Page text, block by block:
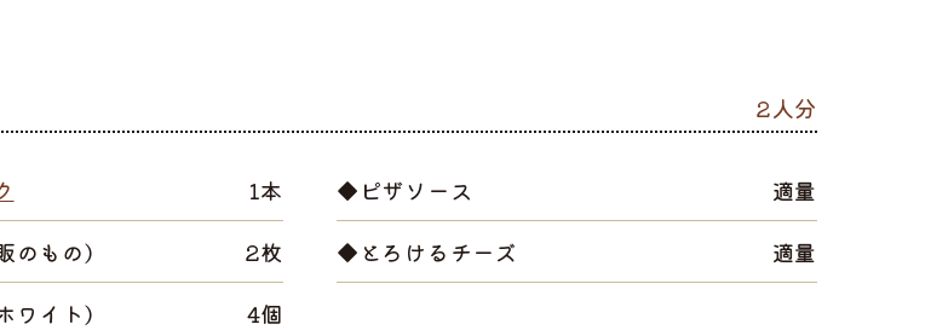
2人分
1本
のもの)
2枚
ワイト)
4個
◆ピザソース
適量
◆とろけるチーズ
適量